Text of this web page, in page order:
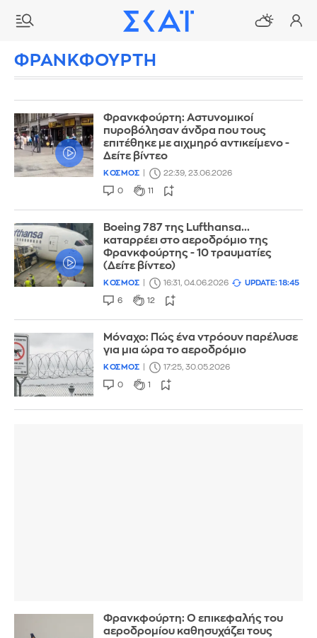
ΦΡΑΝΚΦΟΥΡΤΗ
Φρανκφούρτη: Αστυνομικοί
πυροβόλησαν άνδρα που τους
επιτέθηκε με αιχμηρό αντικείμενο -
Δείτε βίντεο
ΚΟΣΜΟΣ 22:39, 23.06.2026
0 11
Boeing 787 της Lufthansa...
καταρρέει στο αεροδρόμιο της
Φρανκφούρτης - 10 τραυματίες
(Δείτε βίντεο)
ΚΟΣΜΟΣ 16:31, 04.06.2026 UPDATE: 18:45
6 12
Μόναχο: Πώς ένα ντρόουν παρέλυσε
για μια ώρα το αεροδρόμιο
ΚΟΣΜΟΣ 17:25, 30.05.2026
0 1
Φρανκφούρτη: Ο επικεφαλής του
αεροδρομίου καθησυχάζει τους